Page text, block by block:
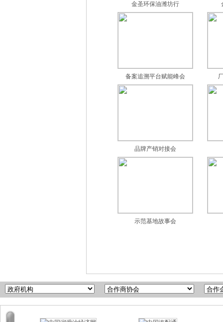
金圣环保油潍坊行
备案追溯平台赋能峰会
品牌产销对接会
示范基地故事会